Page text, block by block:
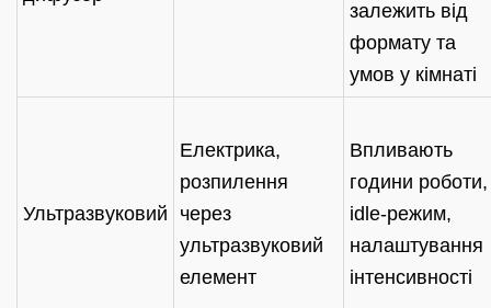
залежить від
формату та
умов у кімнаті
Ультразвуковий
Електрика,
розпилення
через
ультразвуковий
елемент
Впливають
години роботи,
idle-режим,
налаштування
інтенсивності